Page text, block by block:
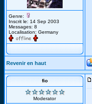
Genre:
Inscrit le: 14 Sep 2003
Messages: 8
Localisation: Germany
Revenir en haut
fio
Moderator